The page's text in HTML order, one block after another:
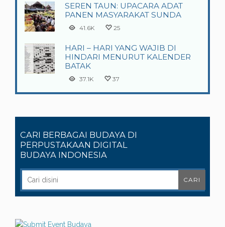
SEREN TAUN: UPACARA ADAT
PANEN MASYARAKAT SUNDA
41.6K 25
HARI – HARI YANG WAJIB DI
HINDARI MENURUT KALENDER
BATAK
37.1K 37
CARI BERBAGAI BUDAYA DI
PERPUSTAKAAN DIGITAL
BUDAYA INDONESIA